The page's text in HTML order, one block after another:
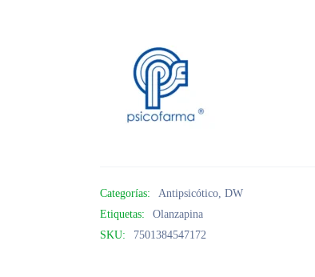
Categorías: Antipsicótico,DW
Etiquetas:
Olanzapina
SKU:
7501384547172